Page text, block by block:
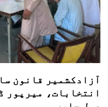
آزادکشمیر قانون
انتخابات، میرپور